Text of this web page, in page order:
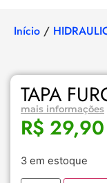
Início /
TAPA
mais informações
R$ 29,90
3 em estoque